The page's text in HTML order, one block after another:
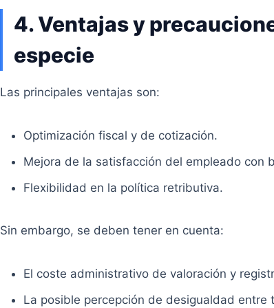
4. Ventajas y
especie
Las principales ventajas son:
Optimización fiscal y de cotización.
Mejora de la satisfacción del empleado con
Flexibilidad en la política retributiva.
Sin embargo, se deben tener en cuenta:
El coste administrativo de valoración y
La posible percepción de desigualdad entre